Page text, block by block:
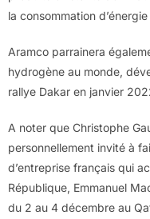
la consommation
Aramco parrainera
hydrogène au monde,
rallye Dakar en janvier
A noter que Christophe
personnellement invité à
d’entreprise français qui
République, Emmanuel
du 2 au 4 décembre au